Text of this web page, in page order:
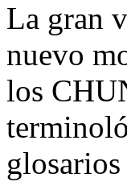
La gran
nuevo
los